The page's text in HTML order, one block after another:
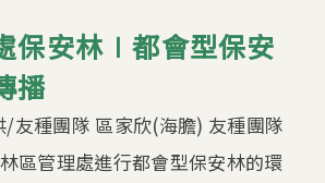
保安林∣都會型保安
播
友種團隊 區家欣(海膽) 友種團隊
區管理處進行都會型保安林的環